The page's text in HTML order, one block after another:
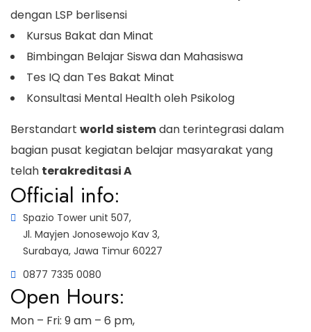
dengan LSP berlisensi
Kursus Bakat dan Minat
Bimbingan Belajar Siswa dan Mahasiswa
Tes IQ dan Tes Bakat Minat
Konsultasi Mental Health oleh Psikolog
Berstandart world sistemdan terintegrasi dalam
bagian pusat kegiatan belajar masyarakat yang
telah terakreditasi A
Official info:
Spazio Tower unit 507,
Jl. Mayjen Jonosewojo Kav 3,
Surabaya, Jawa Timur 60227
0877 7335 0080
Open Hours:
Mon – Fri: 9 am – 6 pm,